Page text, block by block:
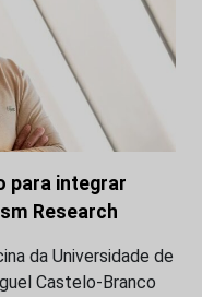
para integrar
Research
da Universidade de
Castelo-Branco